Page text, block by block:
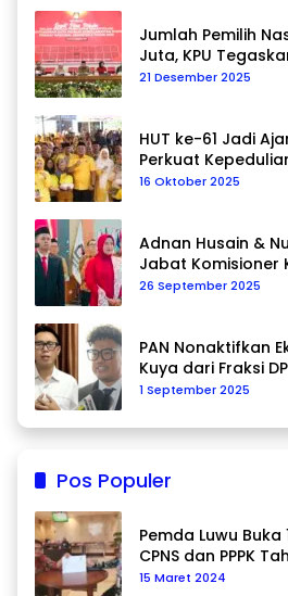
Jumlah Pemilih
Juta, KPU
Data Berkelanjutan
21 Desember 2025
HUT ke-61 Jadi
Perkuat
16 Oktober 2025
Adnan Husain &
Jabat Komisioner
26 September 2025
PAN Nonaktifkan
Kuya dari Fraksi
1 September 2025
Pos Populer
Pemda Luwu Buka
CPNS dan PPPK
15 Maret 2024